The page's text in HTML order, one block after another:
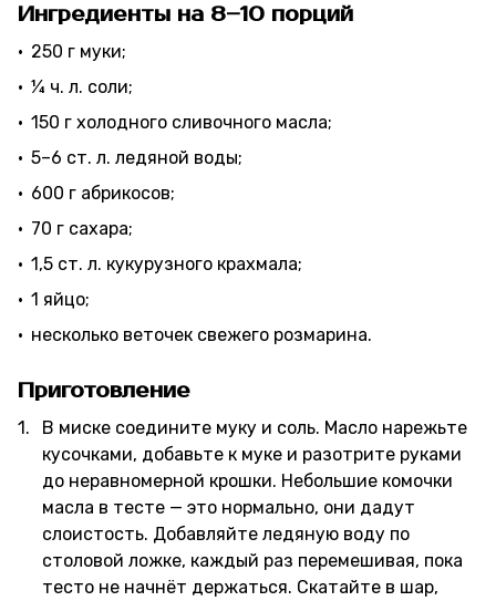
Ингредиенты на 8–10 порций
250 г муки;
¼ ч. л. соли;
150 г холодного сливочного масла;
5–6 ст. л. ледяной воды;
600 г абрикосов;
70 г сахара;
1,5 ст. л. кукурузного крахмала;
1 яйцо;
несколько веточек свежего розмарина.
Приготовление
В миске соедините муку и соль. Масло нарежьте
кусочками, добавьте к муке и разотрите руками
до неравномерной крошки. Небольшие комочки
масла в тесте — это нормально, они дадут
слоистость. Добавляйте ледяную воду по
столовой ложке, каждый раз перемешивая, пока
тесто не начнёт держаться. Скатайте в шар,